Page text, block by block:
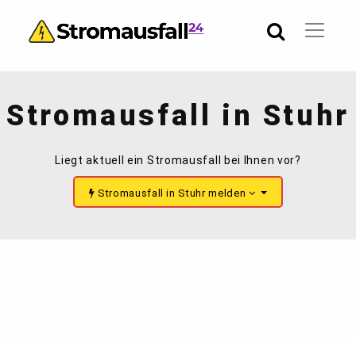
Stromausfall in Stuhr
Liegt aktuell ein Stromausfall bei Ihnen vor?
Stromausfall in Stuhr melden